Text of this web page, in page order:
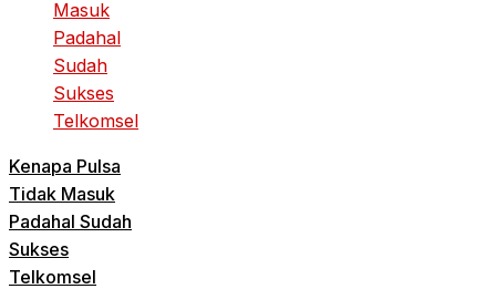
Kenapa Pulsa
Tidak Masuk
Padahal Sudah
Sukses
Telkomsel